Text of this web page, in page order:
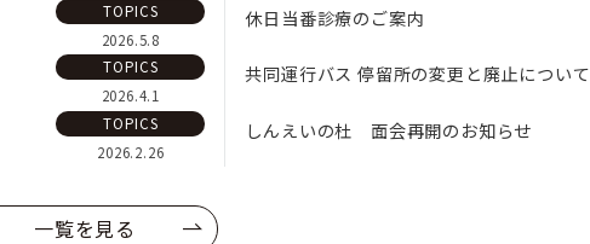
TOPICS
2026.5.8
休日当番診療のご案内
TOPICS
2026.4.1
共同運行バス 停留所の変更と廃止について
TOPICS
2026.2.26
しんえいの杜 面会再開のお知らせ
一覧を見る